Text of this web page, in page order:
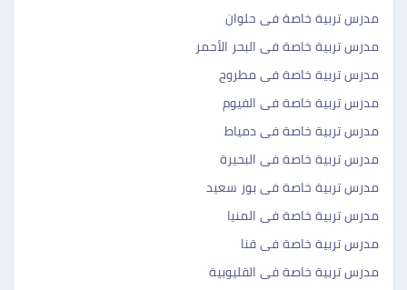
مدرس تربية خاصة فى حلوان
مدرس تربية خاصة فى البحر الأحمر
مدرس تربية خاصة فى مطروح
مدرس تربية خاصة فى الفيوم
مدرس تربية خاصة فى دمياط
مدرس تربية خاصة فى البحيرة
مدرس تربية خاصة فى بور سعيد
مدرس تربية خاصة فى المنيا
مدرس تربية خاصة فى قنا
مدرس تربية خاصة فى القليوبية